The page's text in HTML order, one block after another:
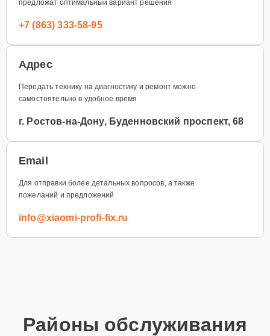
предложат оптимальный вариант решения
+7 (863) 333-58-95
Адрес
Передать технику на диагностику и ремонт можно
самостоятельно в удобное время
г. Ростов-на-Дону, Буденновский проспект, 68
Email
Для отправки более детальных вопросов, а также
пожеланий и предложений
info@xiaomi-profi-fix.ru
Районы обслуживания